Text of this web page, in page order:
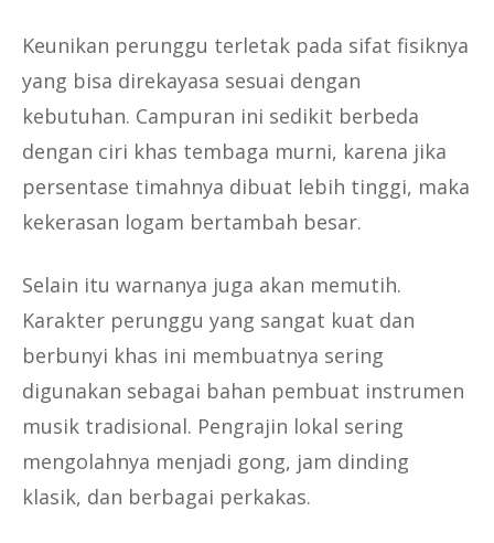
Keunikan perunggu terletak pada sifat fisiknya
yang bisa direkayasa sesuai dengan
kebutuhan. Campuran ini sedikit berbeda
dengan ciri khas tembaga murni, karena jika
persentase timahnya dibuat lebih tinggi, maka
kekerasan logam bertambah besar.
Selain itu warnanya juga akan memutih.
Karakter perunggu yang sangat kuat dan
berbunyi khas ini membuatnya sering
digunakan sebagai bahan pembuat instrumen
musik tradisional. Pengrajin lokal sering
mengolahnya menjadi gong, jam dinding
klasik, dan berbagai perkakas.